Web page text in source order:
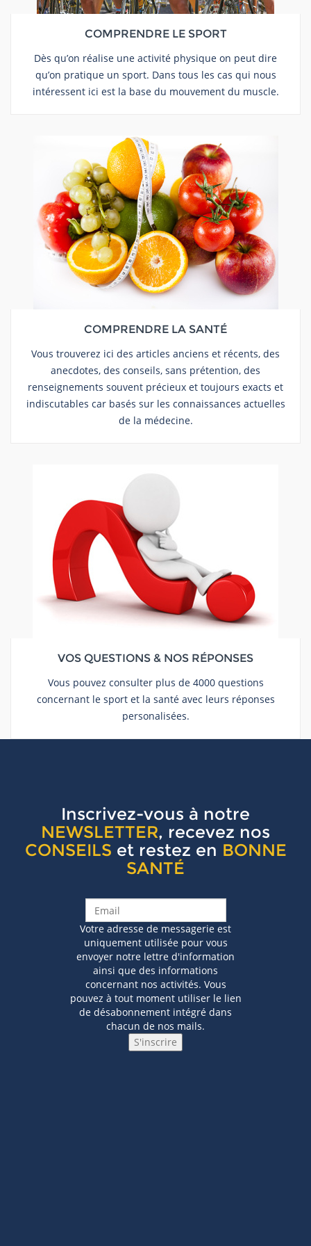
COMPRENDRE LE SPORT
Dès qu’on réalise une activité physique on peut dire
qu’on pratique un sport. Dans tous les cas qui nous
intéressent ici est la base du mouvement du muscle.
COMPRENDRE LA SANTÉ
Vous trouverez ici des articles anciens et récents, des
anecdotes, des conseils, sans prétention, des
renseignements souvent précieux et toujours exacts et
indiscutables car basés sur les connaissances actuelles
de la médecine.
VOS QUESTIONS & NOS RÉPONSES
Vous pouvez consulter plus de 4000 questions
concernant le sport et la santé avec leurs réponses
personalisées.
Inscrivez-vous à notre
NEWSLETTER, recevez nos
CONSEILS et restez en BONNE
SANTÉ
Votre adresse de messagerie est
uniquement utilisée pour vous
envoyer notre lettre d'information
ainsi que des informations
concernant nos activités. Vous
pouvez à tout moment utiliser le lien
de désabonnement intégré dans
chacun de nos mails.